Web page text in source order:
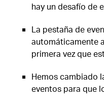
hay un desafío de
La pestaña de
automáticamente
primera vez que
Hemos cambiado
eventos para que